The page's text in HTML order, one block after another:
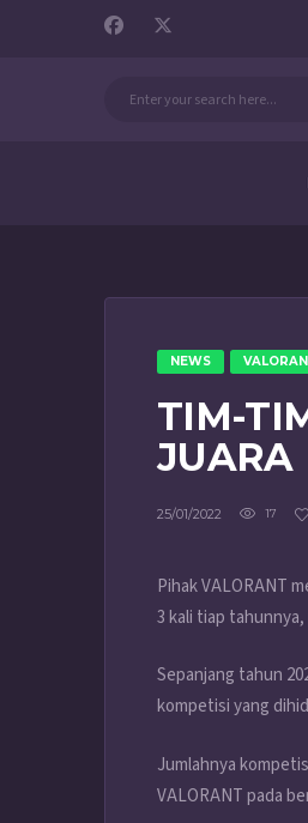
NEWS
TIM-
JUARA
25/01/2022 17
Pihak VALORANT
3 kali tiap
Sepanjang tahun
kompetisi yang
Jumlahnya
VALORANT pada